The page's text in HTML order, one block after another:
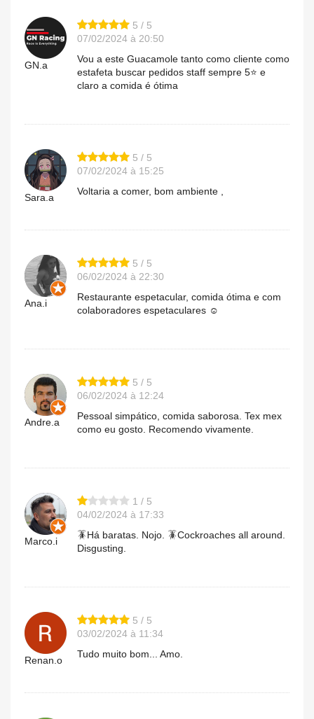
GN.a
5 / 5
07/02/2024 à 20:50
Vou a este Guacamole tanto como cliente como
estafeta buscar pedidos staff sempre 5⭐️ e
claro a comida é ótima
Sara.a
5 / 5
07/02/2024 à 15:25
Voltaria a comer, bom ambiente ,
Ana.i
5 / 5
06/02/2024 à 22:30
Restaurante espetacular, comida ótima e com
colaboradores espetaculares ☺️
Andre.a
5 / 5
06/02/2024 à 12:24
Pessoal simpático, comida saborosa. Tex mex
como eu gosto. Recomendo vivamente.
Marco.i
1 / 5
04/02/2024 à 17:33
🪳Há baratas. Nojo. 🪳Cockroaches all around.
Disgusting.
Renan.o
5 / 5
03/02/2024 à 11:34
Tudo muito bom... Amo.